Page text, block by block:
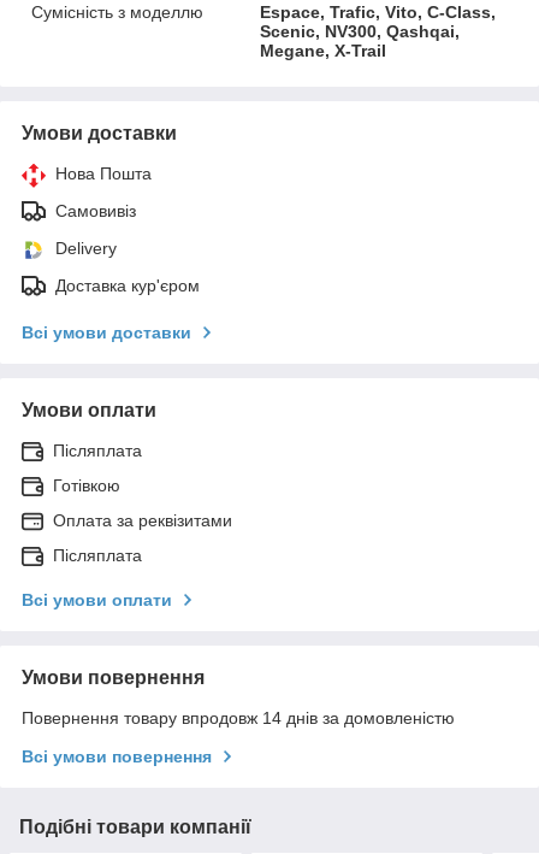
Сумісність з моделлю
Espace, Trafic, Vito, C-Class,
Scenic, NV300, Qashqai,
Megane, X-Trail
Умови доставки
Нова Пошта
Самовивіз
Delivery
Доставка кур'єром
Всі умови доставки
Умови оплати
Післяплата
Готівкою
Оплата за реквізитами
Післяплата
Всі умови оплати
Умови повернення
Повернення товару впродовж 14 днів за домовленістю
Всі умови повернення
Подібні товари компанії